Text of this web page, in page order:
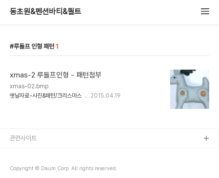
동초원&펜션바티&퀼트
루돌프 인형 패턴 1
xmas-2 루돌프인형 - 패턴첨부
xmas-02.bmp
옛날자료-사진&패턴/크리스마스
2015.04.19
Copyright © Daum Corp. All rights reserved.
관련사이트